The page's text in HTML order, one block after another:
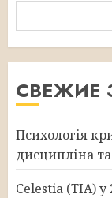
СВЕЖИЕ
Психологія
дисципліна
Celestia (TIA)